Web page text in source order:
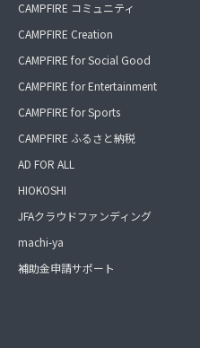
CAMPFIRE コミュニティ
CAMPFIRE Creation
CAMPFIRE for Social Good
CAMPFIRE for Entertainment
CAMPFIRE for Sports
CAMPFIRE ふるさと納税
AD FOR ALL
HIOKOSHI
JFAクラウドファンディング
machi-ya
補助金申請サポート